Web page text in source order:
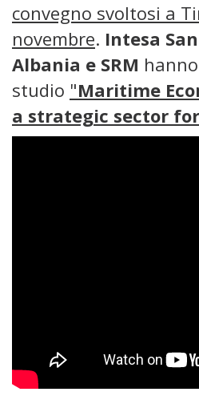
convegno svoltosi a
novembre. Intesa
Albania e SRM
studio "Maritime
a strategic sector